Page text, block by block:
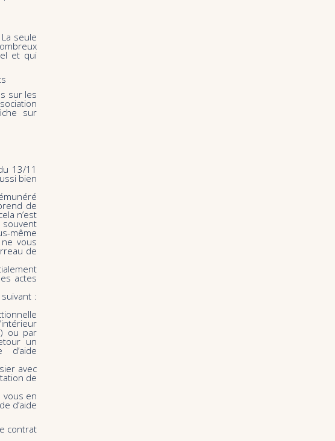
seule
et qui
sur les
sur
13/11
bien
de
n’est
même
vous
de
actes
:
ou par
un
avec
de
vous en
d’aide
contrat